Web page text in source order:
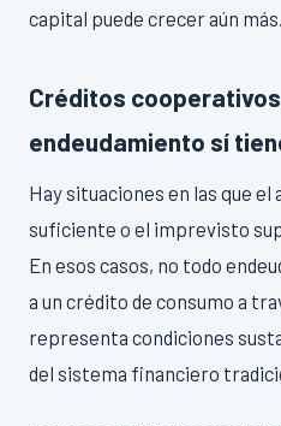
capital puede crecer aún más.
Créditos
endeudamiento sí
Hay situaciones en las que
suficiente o el imprevisto
En esos casos, no todo
a un crédito de consumo a
representa condiciones
del sistema financiero